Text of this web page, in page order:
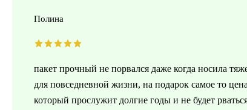
Полина
пакет прочный не порвался даже когда носила
для повседневной жизни, на подарок самое то
который прослужит долгие годы и не будет